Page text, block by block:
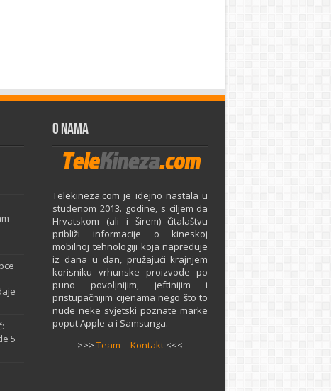
5
O Nama
Telekineza.com je idejno nastala u
studenom 2013. godine, s ciljem da
Hrvatskom (ali i širem) čitalaštvu
približi informacije o kineskoj
mobilnoj tehnologiji koja napreduje
iz dana u dan, pružajući krajnjem
korisniku vrhunske proizvode po
puno povoljnijim, jeftinijim i
pristupačnijim cijenama nego što to
nude neke svjetski poznate marke
poput Apple-a i Samsunga.
>>>Team --Kontakt <<<